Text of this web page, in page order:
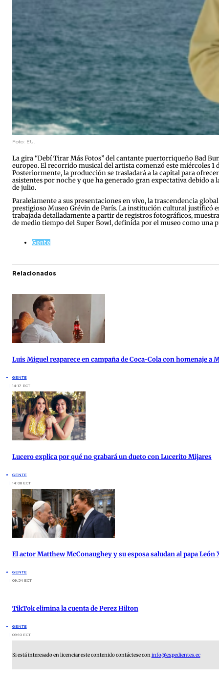
Foto: EU.
La gira “Debí Tirar Más Fotos” del cantante puertorriqueño Bad
europeo. El recorrido musical del artista comenzó este miércoles 1
Posteriormente, la producción se trasladará a la capital para
asistentes por noche y que ha generado gran expectativa debido a
de julio.
Paralelamente a sus presentaciones en vivo, la trascendencia
prestigioso Museo Grévin de París. La institución cultural justificó
trabajada detalladamente a partir de registros fotográficos,
de medio tiempo del Super Bowl, definida por el museo como
Gente
Relacionados
Luis Miguel reaparece en campaña de Coca-Cola con homenaje a
GENTE
14:17 ECT
Lucero explica por qué no grabará un dueto con Lucerito Mijares
GENTE
14:08 ECT
El actor Matthew McConaughey y su esposa saludan al papa León
GENTE
09:54 ECT
TikTok elimina la cuenta de Perez Hilton
GENTE
09:10 ECT
Si está interesado en licenciar este contenido contáctese coninfo@expedientes.ec